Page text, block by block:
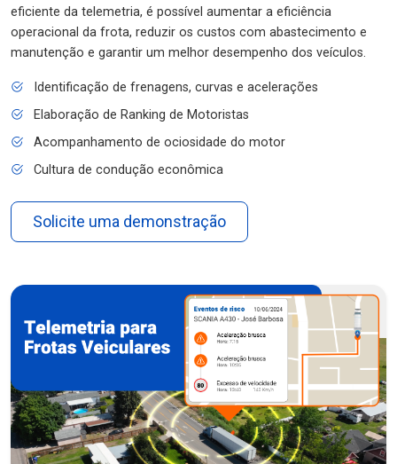
eficiente da telemetria, é possível aumentar a eficiência
operacional da frota, reduzir os custos com abastecimento e
manutenção e garantir um melhor desempenho dos veículos.
Identificação de frenagens, curvas e acelerações
Elaboração de Ranking de Motoristas
Acompanhamento de ociosidade do motor
Cultura de condução econômica
Solicite uma demonstração